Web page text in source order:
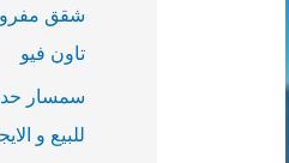
شقق
تاون فيو
سمسار
للبيع و